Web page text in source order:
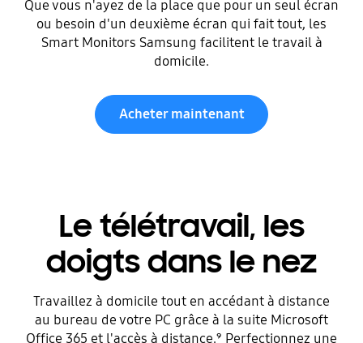
Que vous n'ayez de la place que pour un seul écran
ou besoin d'un deuxième écran qui fait tout, les
Smart Monitors Samsung facilitent le travail à
domicile.
Acheter maintenant
Le télétravail, les
doigts dans le nez
Travaillez à domicile tout en accédant à distance
au bureau de votre PC grâce à la suite Microsoft
Office 365 et l'accès à distance.⁹ Perfectionnez une